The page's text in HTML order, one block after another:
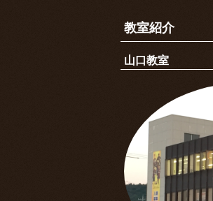
教室紹介
山口教室